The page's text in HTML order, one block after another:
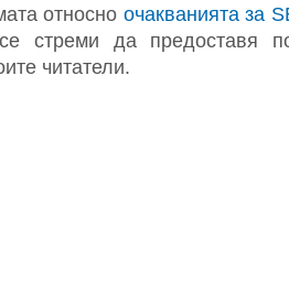
относно очакванията за
стреми да предоставя
читатели.